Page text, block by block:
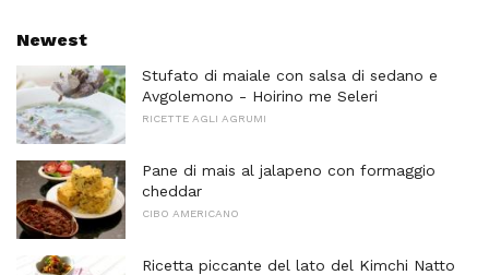
Newest
Stufato di maiale con salsa di sedano e
Avgolemono - Hoirino me Seleri
RICETTE AGLI AGRUMI
Pane di mais al jalapeno con formaggio
cheddar
CIBO AMERICANO
Ricetta piccante del lato del Kimchi Natto